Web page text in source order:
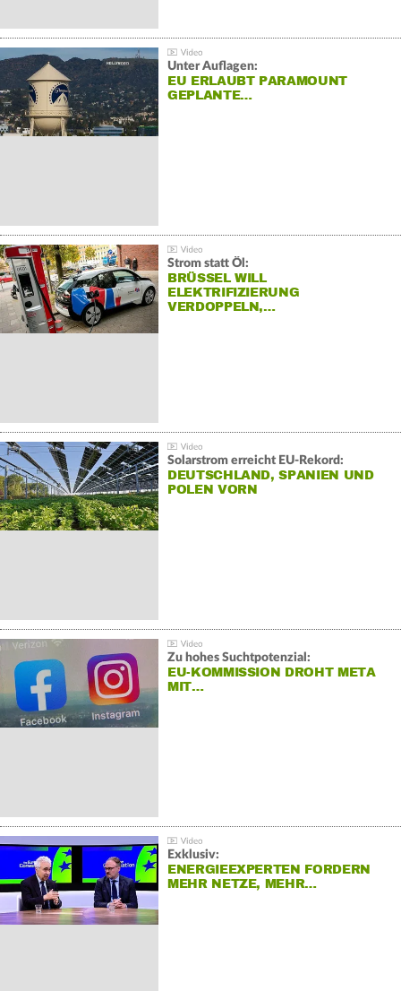
Unter Auflagen:
EU ERLAUBT PARAMOUNT
GEPLANTE…
Strom statt Öl:
BRÜSSEL WILL
ELEKTRIFIZIERUNG
VERDOPPELN,…
Solarstrom erreicht EU-Rekord:
DEUTSCHLAND, SPANIEN UND
POLEN VORN
Zu hohes Suchtpotenzial:
EU-KOMMISSION DROHT META
MIT…
Exklusiv:
ENERGIEEXPERTEN FORDERN
MEHR NETZE, MEHR…